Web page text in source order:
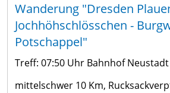
Wanderung "Dresden
Jochhöhschlösschen -
Potschappel"
Treff: 07:50 Uhr Bahnhof Neustadt
mittelschwer 10 Km,